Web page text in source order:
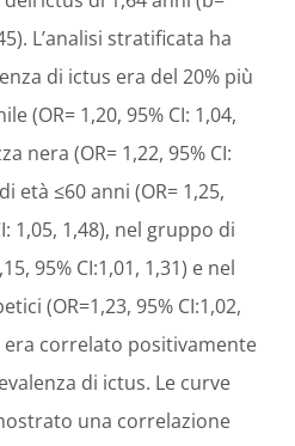
L’analisi stratificata ha
di ictus era del 20% più
(OR= 1,20, 95% CI: 1,04,
nera (OR= 1,22, 95% CI:
età ≤60 anni (OR= 1,25,
1,05, 1,48), nel gruppo di
95% CI:1,01, 1,31) e nel
(OR=1,23, 95% CI:1,02,
era correlato positivamente
di ictus. Le curve
una correlazione